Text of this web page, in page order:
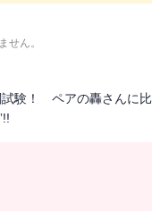
せん。
試験！ ペアの轟さんに比